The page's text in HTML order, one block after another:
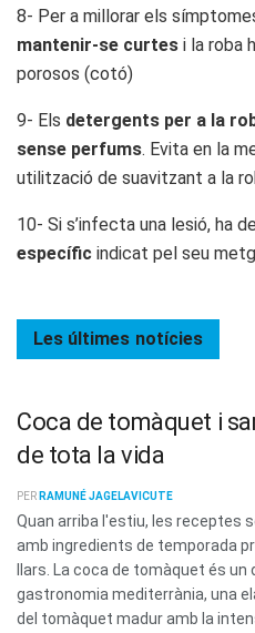
8- Per a millorar els
mantenir-se curtes i la roba
porosos (cotó)
9- Els detergents per a la
sense perfums. Evita en la
utilització de suavitzant a la
10- Si s’infecta una lesió, ha
específic indicat pel seu
Les últimes notícies
Coca de tomàquet i
de tota la vida
PER RAMUNÉ JAGELAVICUTE
Quan arriba l'estiu, les receptes
amb ingredients de temporada
llars. La coca de tomàquet és
gastronomia mediterrània, una
del tomàquet madur amb la